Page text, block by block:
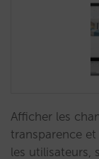
Afficher les
transparence
les utilisateurs,